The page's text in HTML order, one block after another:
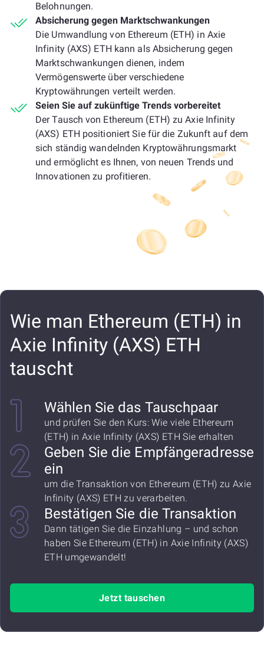
Belohnungen.
Absicherung gegen Marktschwankungen
Die Umwandlung von Ethereum (ETH) in Axie
Infinity (AXS) ETH kann als Absicherung gegen
Marktschwankungen dienen, indem
Vermögenswerte über verschiedene
Kryptowährungen verteilt werden.
Seien Sie auf zukünftige Trends vorbereitet
Der Tausch von Ethereum (ETH) zu Axie Infinity
(AXS) ETH positioniert Sie für die Zukunft auf dem
sich ständig wandelnden Kryptowährungsmarkt
und ermöglicht es Ihnen, von neuen Trends und
Innovationen zu profitieren.
Wie man Ethereum (ETH) in
Axie Infinity (AXS) ETH
tauscht
Wählen Sie das Tauschpaar
und prüfen Sie den Kurs: Wie viele Ethereum
(ETH) in Axie Infinity (AXS) ETH Sie erhalten
Geben Sie die Empfängeradresse
ein
um die Transaktion von Ethereum (ETH) zu Axie
Infinity (AXS) ETH zu verarbeiten.
Bestätigen Sie die Transaktion
Dann tätigen Sie die Einzahlung – und schon
haben Sie Ethereum (ETH) in Axie Infinity (AXS)
ETH umgewandelt!
Jetzt tauschen